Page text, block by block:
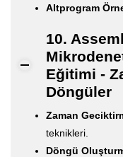
Altprogram
10.
Eğitimi -
Döngüler
Zaman
teknikleri.
Döngü